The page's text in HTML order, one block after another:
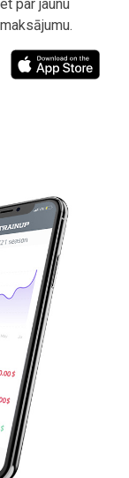
par jaunu